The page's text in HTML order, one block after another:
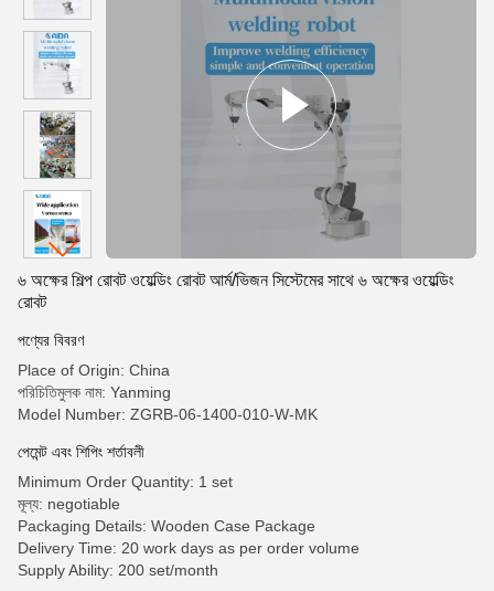
৬ অক্ষের শিল্প রোবট ওয়েল্ডিং রোবট আর্ম/ভিজন সিস্টেমের সাথে ৬ অক্ষের ওয়েল্ডিং
রোবট
পণ্যের বিবরণ
Place of Origin: China
পরিচিতিমুলক নাম: Yanming
Model Number: ZGRB-06-1400-010-W-MK
পেমেন্ট এবং শিপিং শর্তাবলী
Minimum Order Quantity: 1 set
মূল্য: negotiable
Packaging Details: Wooden Case Package
Delivery Time: 20 work days as per order volume
Supply Ability: 200 set/month